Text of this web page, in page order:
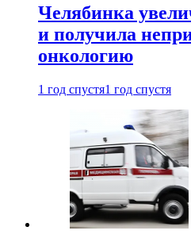
Челябинка
и получила
онкологию
1 год спустя1 год спустя